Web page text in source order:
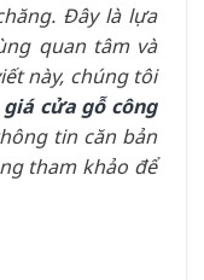
Đây là lựa
quan tâm và
này, chúng tôi
giá cửa gỗ công
tin căn bản
tham khảo để